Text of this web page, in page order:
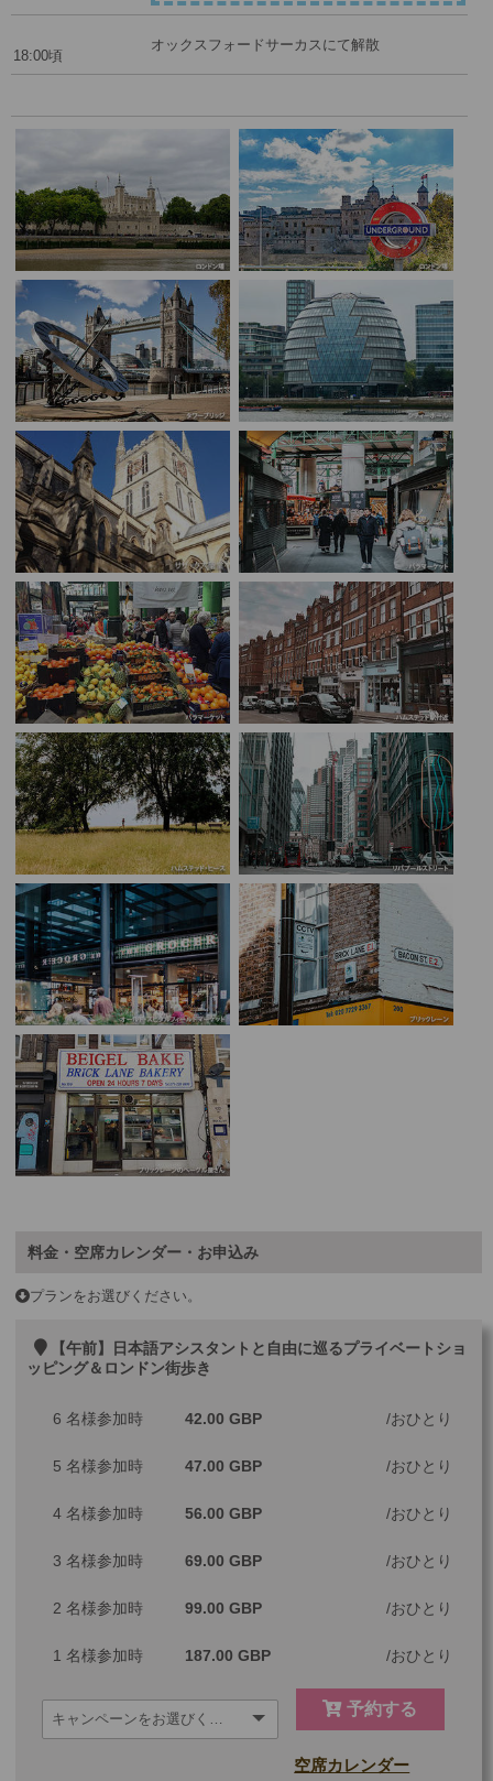
18:00頃
オックスフォードサーカスにて解散
料金・空席カレンダー・お申込み
プランをお選びください。
【午前】日本語アシスタントと自由に巡るプライベートショ
ッピング＆ロンドン街歩き
6 名様参加時 42.00 GBP おひとり
5 名様参加時 47.00 GBP おひとり
4 名様参加時 56.00 GBP おひとり
3 名様参加時 69.00 GBP おひとり
2 名様参加時 99.00 GBP おひとり
1 名様参加時 187.00 GBP おひとり
予約する
空席カレンダー